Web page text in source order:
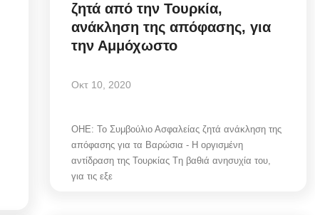
ζητά από την Τουρκία,
ανάκληση της απόφασης, για
την Αμμόχωστο
Οκτ 10, 2020
OHE: Το Συμβούλιο Ασφαλείας ζητά ανάκληση της
απόφασης για τα Βαρώσια - Η οργισμένη
αντίδραση της Τουρκίας Tη βαθιά ανησυχία του,
για τις εξε